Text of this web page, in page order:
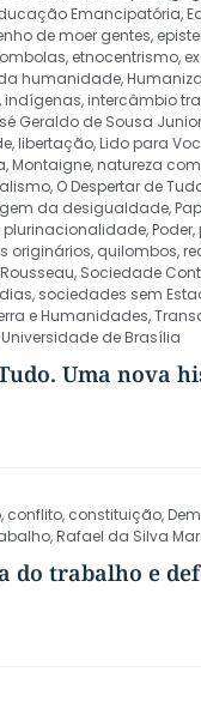
Emancipatória,
de moer gentes,
, etnocentrismo,
humanidade,
,indígenas,intercâmbio
Geraldo de Sousa Junior
,libertação,Lido para
,Montaigne,natureza
, O Despertar de
da desigualdade,
plurinacionalidade,Poder,
originários, quilombos,
Rousseau, Sociedade
, sociedades sem
e Humanidades,
Universidade de Brasília
Uma nova
, conflito, constituição,
,Rafael da Silva
do trabalho e